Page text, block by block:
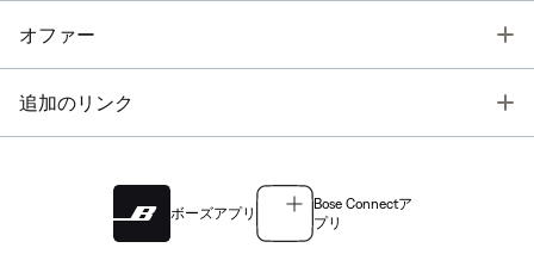
オファー
追加のリンク
ボーズアプリ
Bose Connectア
プリ